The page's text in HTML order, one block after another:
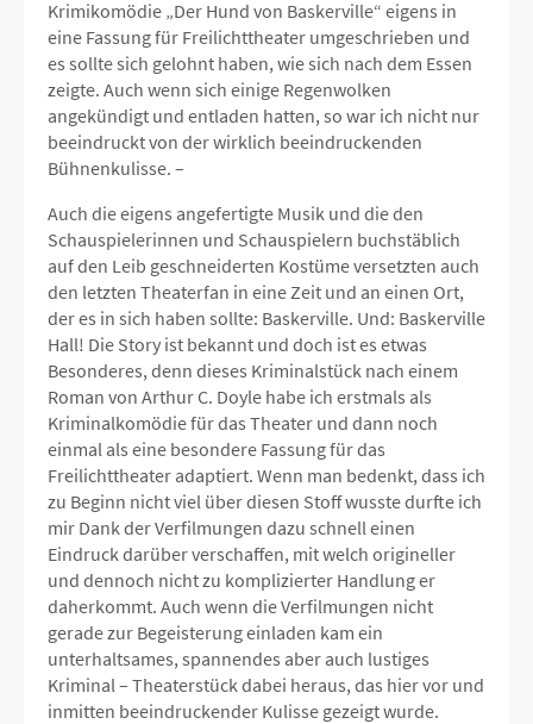
Krimikomödie „Der Hund von Baskerville“ eigens in
eine Fassung für Freilichttheater umgeschrieben und
es sollte sich gelohnt haben, wie sich nach dem Essen
zeigte. Auch wenn sich einige Regenwolken
angekündigt und entladen hatten, so war ich nicht nur
beeindruckt von der wirklich beeindruckenden
Bühnenkulisse. –
Auch die eigens angefertigte Musik und die den
Schauspielerinnen und Schauspielern buchstäblich
auf den Leib geschneiderten Kostüme versetzten auch
den letzten Theaterfan in eine Zeit und an einen Ort,
der es in sich haben sollte: Baskerville. Und: Baskerville
Hall! Die Story ist bekannt und doch ist es etwas
Besonderes, denn dieses Kriminalstück nach einem
Roman von Arthur C. Doyle habe ich erstmals als
Kriminalkomödie für das Theater und dann noch
einmal als eine besondere Fassung für das
Freilichttheater adaptiert. Wenn man bedenkt, dass ich
zu Beginn nicht viel über diesen Stoff wusste durfte ich
mir Dank der Verfilmungen dazu schnell einen
Eindruck darüber verschaffen, mit welch origineller
und dennoch nicht zu komplizierter Handlung er
daherkommt. Auch wenn die Verfilmungen nicht
gerade zur Begeisterung einladen kam ein
unterhaltsames, spannendes aber auch lustiges
Kriminal – Theaterstück dabei heraus, das hier vor und
inmitten beeindruckender Kulisse gezeigt wurde.